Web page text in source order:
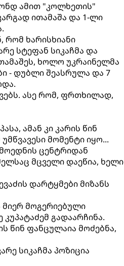
ამით "კოლხეთის"
ითამაშა და 1-ლი
რომ ხარისხიანი
სტეფან სიკაჩმა და
ხოლო უკრაინელმა
- დუბლი შეასრულა და 7
ასე რომ, ფრთხილად,
ამან კი კარის წინ
მომენტი იყო...
ცენტრიდან
მცველი დაეწია, ხელი
დარტყმები მიზანს
მიერ მოგერიებული
გადაარჩინა.
წინ ფანცულაია მოძებნა,
სიკაჩმა პოზიცია